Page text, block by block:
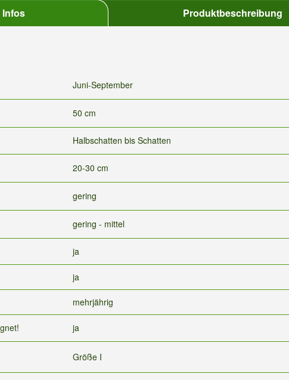
Infos Produktbeschreibung
Juni-September
50 cm
Halbschatten bis Schatten
20-30 cm
gering
gering - mittel
ja
ja
mehrjährig
ja
Größe I